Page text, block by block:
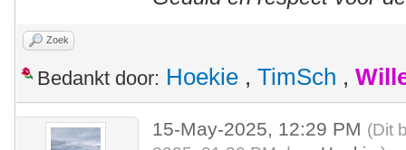
Zoek
Bedankt door: Hoekie , TimSch ,
15-May-2025, 12:29 PM (Dit